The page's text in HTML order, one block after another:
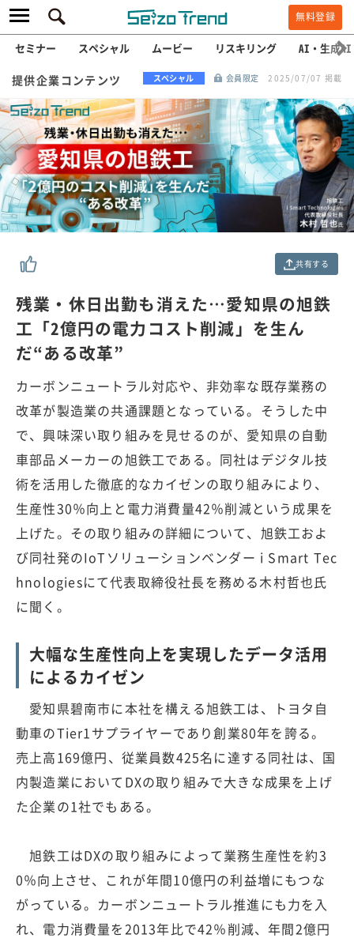
無料登録
セミナー スペシャル ムービー リスキリング AI・生成AI
提供企業コンテンツ スペシャル 会員限定 2025/07/07 掲載
共有する
残業・休日出勤も消えた…愛知県の旭鉄
工「2億円の電力コスト削減」を生ん
だ“ある改革”
カーボンニュートラル対応や、非効率な既存業務の
改革が製造業の共通課題となっている。そうした中
で、興味深い取り組みを見せるのが、愛知県の自動
車部品メーカーの旭鉄工である。同社はデジタル技
術を活用した徹底的なカイゼンの取り組みにより、
生産性30％向上と電力消費量42％削減という成果を
上げた。その取り組みの詳細について、旭鉄工およ
び同社発のIoTソリューションベンダー i Smart Tec
hnologiesにて代表取締役社長を務める木村哲也氏
に聞く。
大幅な生産性向上を実現したデータ活用
によるカイゼン
愛知県碧南市に本社を構える旭鉄工は、トヨタ自
動車のTier1サプライヤーであり創業80年を誇る。
売上高169億円、従業員数425名に達する同社は、国
内製造業においてDXの取り組みで大きな成果を上げ
た企業の1社でもある。
旭鉄工はDXの取り組みによって業務生産性を約3
0％向上させ、これが年間10億円の利益増にもつな
がっている。カーボンニュートラル推進にも力を入
れ、電力消費量を2013年比で42％削減、年間2億円